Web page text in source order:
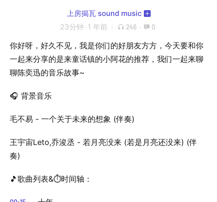
上房揭瓦 sound music
23分钟 · 1 年前 246 · 0
你好呀，好久不见，我是你们的好朋友方方，今天要和你
一起来分享的是来童话镇的小阿花的推荐，我们一起来聊
聊陈奕迅的音乐故事~
🎧 背景音乐
毛不易 - 一个关于未来的想象 (伴奏)
王宇宙Leto,乔浚丞 - 若月亮没来 (若是月亮还没来) (伴
奏)
🎵歌曲列表&⏱️时间轴：